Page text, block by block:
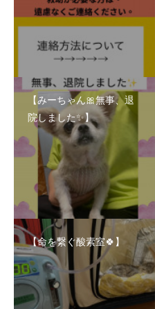
【みーちゃん🎀無事、退
院しました✨】
【命を繋ぐ酸素室🍀】